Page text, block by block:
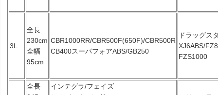
3L
全長
230cm
全幅
95cm
CBR1000RR/CBR500F(650F)/CBR500R
CB400スーパフォアABS/GB250
ドラッグス
XJ6ABS/
FZS1000
全長
インテグラ/フェイズ